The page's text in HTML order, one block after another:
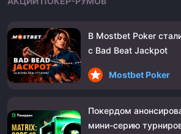
В Mostbet Poker
с Bad Beat Jackpot
Mostbet Poker
Покердом
мини-серию